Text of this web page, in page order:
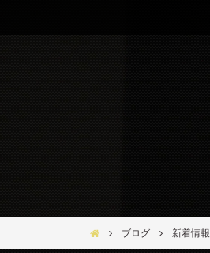
Bar Ber Shop REGALO【
ブログ 新着情報